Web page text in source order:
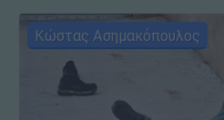
Κώστας Ασημακόπουλος